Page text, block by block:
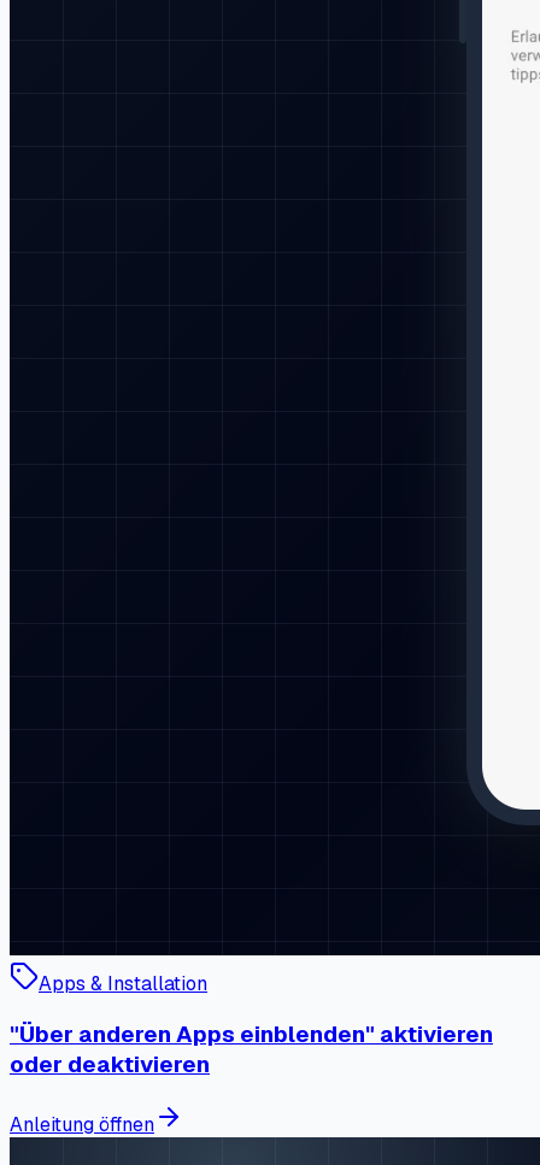
Apps & Installation
"Über anderen Apps einblenden" aktivieren
oder deaktivieren
Anleitung öffnen